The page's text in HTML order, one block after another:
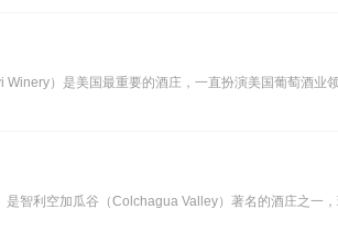
Winery）是美国最重要的酒庄，一直扮演美国葡萄酒业
智利空加瓜谷（Colchagua Valley）著名的酒庄之一